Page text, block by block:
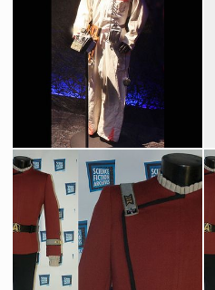
Costume original de Marty McFly -Johnny B. Good- (Michael J. Fox) dans Retour vers le Futur
Vu à l'écran
Costume original de Doc Emmett Brown (Christopher Lloyd) avec sa télécommande dans Retour vers le Futur
Vu à l'écran